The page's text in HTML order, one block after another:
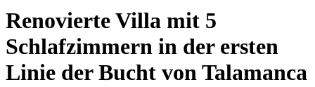
Renovierte Villa mit 5
Schlafzimmern in der ersten
Linie der Bucht von Talamanca